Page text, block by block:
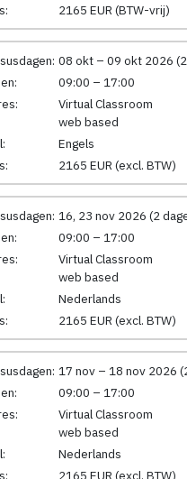
2165 EUR (BTW-vrij)
08 okt – 09 okt 2026
09:00 – 17:00
Virtual Classroom
web based
Engels
2165 EUR (excl. BTW)
16, 23 nov 2026 (2
09:00 – 17:00
Virtual Classroom
web based
Nederlands
2165 EUR (excl. BTW)
17 nov – 18 nov 2026
09:00 – 17:00
Virtual Classroom
web based
Nederlands
2165 EUR (excl. BTW)